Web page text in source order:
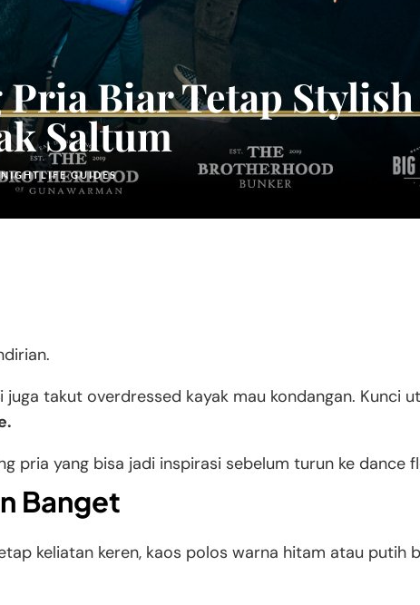
Biar Tetap
Saltum
NIGHTLIFE GUIDES
takut overdressed kayak mau kondangan. Kunci
pria yang bisa jadi inspirasi sebelum turun ke dance
Banget
keliatan keren, kaos polos warna hitam atau putih